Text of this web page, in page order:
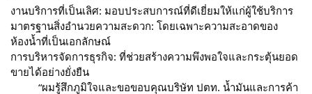
งานบริการที่เป็นเลิศ: มอบประสบการณ์ที่ดีเยี่ยมให้แก่ผู้ใช้บริการ
มาตรฐานสิ่งอำนวยความสะดวก: โดยเฉพาะความสะอาดของ
ห้องน้ำที่เป็นเอกลักษณ์
การบริหารจัดการธุรกิจ: ที่ช่วยสร้างความพึงพอใจและกระตุ้นยอด
ขายได้อย่างยั่งยืน